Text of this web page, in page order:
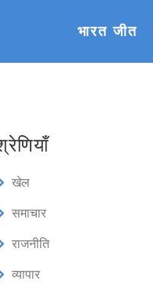
भारत जीत
खेल
समाचार
राजनीति
व्यापार